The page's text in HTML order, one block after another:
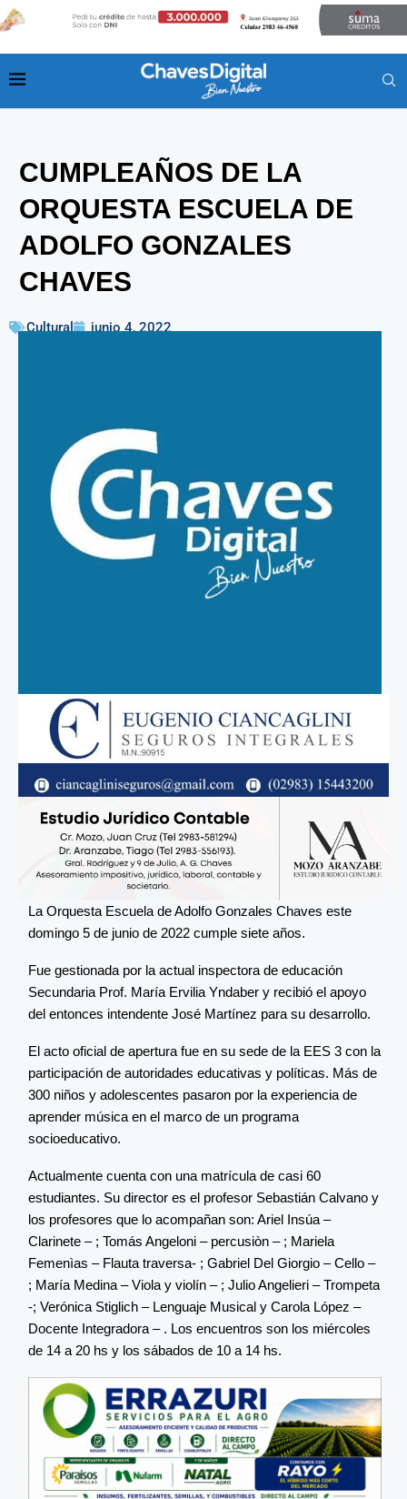
CUMPLEAÑOS DE LA
ORQUESTA ESCUELA DE
ADOLFO GONZALES
CHAVES
Cultural junio 4, 2022
La Orquesta Escuela de Adolfo Gonzales Chaves este
domingo 5 de junio de 2022 cumple siete años.
Fue gestionada por la actual inspectora de educación
Secundaria Prof. María Ervilia Yndaber y recibió el apoyo
del entonces intendente José Martínez para su desarrollo.
El acto oficial de apertura fue en su sede de la EES 3 con la
participación de autoridades educativas y políticas. Más de
300 niños y adolescentes pasaron por la experiencia de
aprender música en el marco de un programa
socioeducativo.
Actualmente cuenta con una matrícula de casi 60
estudiantes. Su director es el profesor Sebastián Calvano y
los profesores que lo acompañan son: Ariel Insúa –
Clarinete – ; Tomás Angeloni – percusiòn – ; Mariela
Femenìas – Flauta traversa- ; Gabriel Del Giorgio – Cello –
; María Medina – Viola y violín – ; Julio Angelieri – Trompeta
-; Verónica Stiglich – Lenguaje Musical y Carola López –
Docente Integradora – . Los encuentros son los miércoles
de 14 a 20 hs y los sábados de 10 a 14 hs.